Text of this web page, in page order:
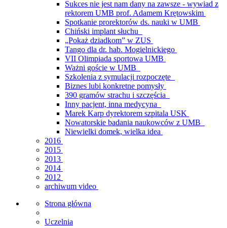
Sukces nie jest nam dany na zawsze - wywiad z
rektorem UMB prof. Adamem Krętowskim
Spotkanie prorektorów ds. nauki w UMB
Chiński implant słuchu
„Pokaż dziadkom” w ZUS
Tango dla dr. hab. Mogielnickiego
VII Olimpiada sportowa UMB
Ważni goście w UMB
Szkolenia z symulacji rozpoczęte
Biznes lubi konkretne pomysły
390 gramów strachu i szczęścia
Inny pacjent, inna medycyna
Marek Karp dyrektorem szpitala USK
Nowatorskie badania naukowców z UMB
Niewielki domek, wielka idea
2016
2015
2013
2014
2012
archiwum video
Strona główna
Uczelnia